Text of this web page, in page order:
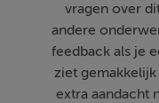
vragen over
andere
feedback als je
ziet
extra aandacht